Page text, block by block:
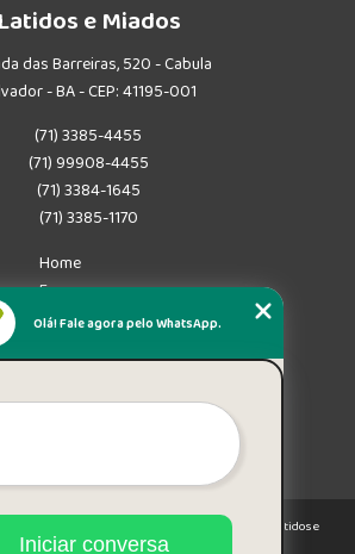
Latidos e Miados
das Barreiras, 520 - Cabula
- BA - CEP: 41195-001
(71) 3385-4455
(71) 99908-4455
(71) 3384-1645
(71) 3385-1170
Home
Empresa
Missão
Mapa do site
à proteção de direitos autorais. Copyright© Latidos e
Olá! Fale agora pelo WhatsApp.
Iniciar conversa